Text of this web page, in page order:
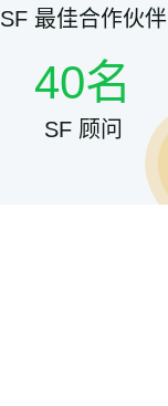
SF 最佳合作伙伴
40名
SF 顾问